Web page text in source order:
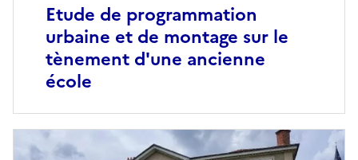
Etude de programmation
urbaine et de montage sur le
tènement d'une ancienne
école